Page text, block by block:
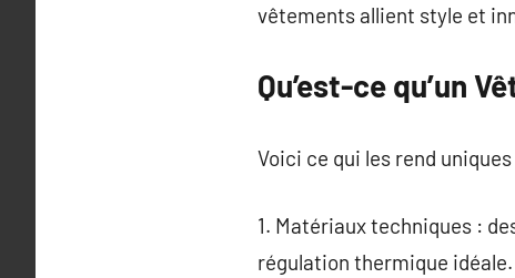
vêtements allient style et
Qu’est-ce qu’un
Voici ce qui les rend uniques
1. Matériaux techniques :
régulation thermique idéale.